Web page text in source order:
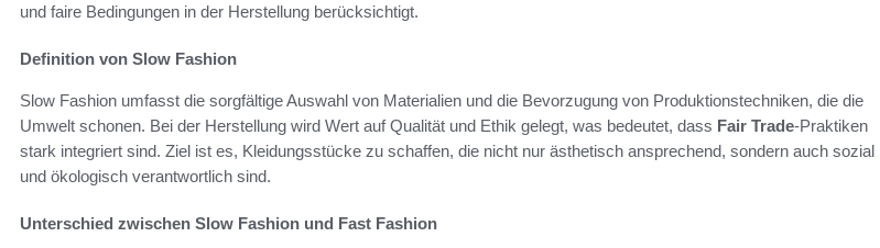
und faire Bedingungen in der Herstellung berücksichtigt.
Definition von Slow Fashion
Slow Fashion umfasst die sorgfältige Auswahl von Materialien und die Bevorzugung von Produktionstechniken, die die
Umwelt schonen. Bei der Herstellung wird Wert auf Qualität und Ethik gelegt, was bedeutet, dass Fair Trade-Praktiken
stark integriert sind. Ziel ist es, Kleidungsstücke zu schaffen, die nicht nur ästhetisch ansprechend, sondern auch sozial
und ökologisch verantwortlich sind.
Unterschied zwischen Slow Fashion und Fast Fashion